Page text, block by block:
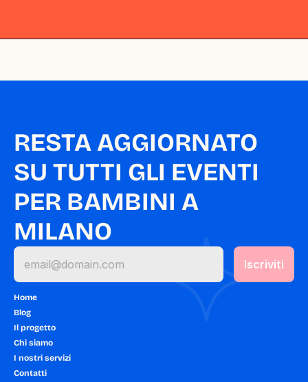
RESTA AGGIORNATO
SU TUTTI GLI EVENTI
PER BAMBINI A
MILANO
Home
Blog
Il progetto
Chi siamo
I nostri servizi
Contatti